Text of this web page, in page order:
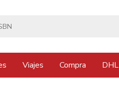
Viajes Compra DHL